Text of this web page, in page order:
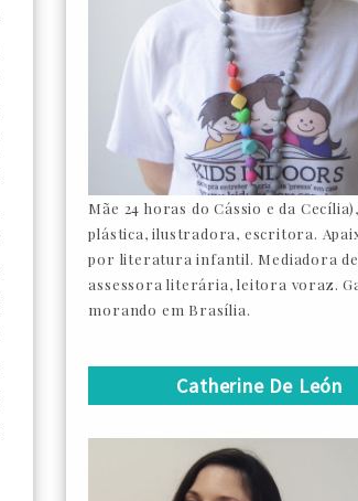
Mãe 24 horas do Cássio e da
plástica, ilustradora, escritora.
por literatura infantil. Mediadora
assessora literária, leitora voraz.
morando em Brasília.
Catherine De León